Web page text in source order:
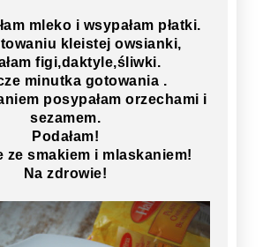
mleko i wsypałam płatki.
kleistej owsianki,
figi,daktyle,śliwki.
minutka gotowania .
posypałam orzechami i
sezamem.
Podałam!
ze smakiem i mlaskaniem!
Na zdrowie!